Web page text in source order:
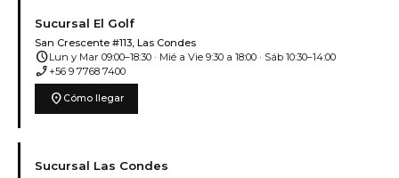
Sucursal El Golf
San Crescente #113, Las Condes
scheduleLun y Mar 09:00–18:30 · Mié a Vie 9:30 a 18:00 · Sáb 10:30–14:00
phone_enabled +56 9 7768 7400
location_on Cómo llegar
Sucursal Las Condes